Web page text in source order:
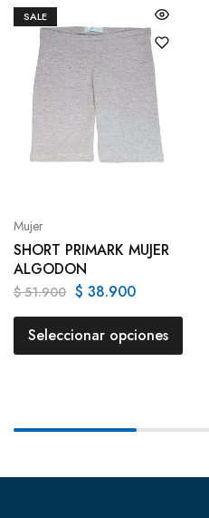
SALE
Mujer
SHORT PRIMARK MUJER
ALGODON
$51.900 $ 38.900
Seleccionar opciones